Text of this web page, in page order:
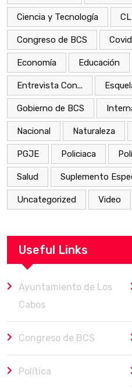
Ciencia y Tecnología
Congreso de BCS
Economía Educación
Entrevista Con...
Gobierno de BCS
Nacional Naturaleza
PGJE Policiaca
Salud Suplemento
Uncategorized Video
Useful Links
Ayuntamiento de Los
Cabos
Congreso de BCS
Política